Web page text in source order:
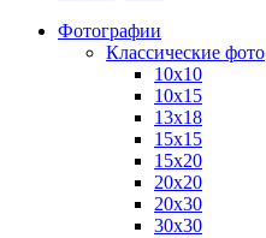
Фотографии
Классические фото
10х10
10х15
13х18
15х15
15х20
20х20
20х30
30х30